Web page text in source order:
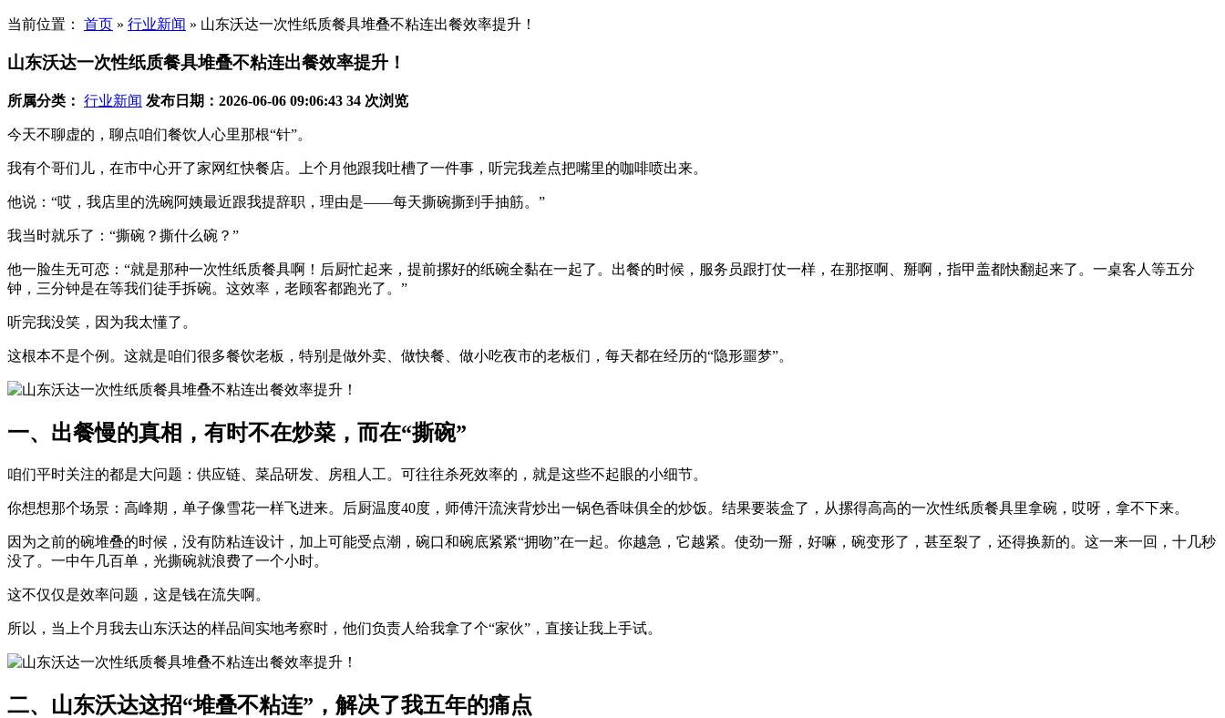
当前位置： 首页 » 行业新闻 » 山东沃达一次性纸质餐具堆叠不粘连出餐效率提升！
山东沃达一次性纸质餐具堆叠不粘连出餐效率提升！
所属分类： 行业新闻 发布日期：2026-06-06 09:06:43 34 次浏览
今天不聊虚的，聊点咱们餐饮人心里那根“针”。
我有个哥们儿，在市中心开了家网红快餐店。上个月他跟我吐槽了一件事，听完我差点把嘴里的咖啡喷出来。
他说：“哎，我店里的洗碗阿姨最近跟我提辞职，理由是——每天撕碗撕到手抽筋。”
我当时就乐了：“撕碗？撕什么碗？”
他一脸生无可恋：“就是那种一次性纸质餐具啊！后厨忙起来，提前摞好的纸碗全黏在一起了。出餐的时候，服务员跟打仗一样，在那抠啊、掰啊，指甲盖都快翻起来了。一桌客人等五分
钟，三分钟是在等我们徒手拆碗。这效率，老顾客都跑光了。”
听完我没笑，因为我太懂了。
这根本不是个例。这就是咱们很多餐饮老板，特别是做外卖、做快餐、做小吃夜市的老板们，每天都在经历的“隐形噩梦”。
一、出餐慢的真相，有时不在炒菜，而在“撕碗”
咱们平时关注的都是大问题：供应链、菜品研发、房租人工。可往往杀死效率的，就是这些不起眼的小细节。
你想想那个场景：高峰期，单子像雪花一样飞进来。后厨温度40度，师傅汗流浃背炒出一锅色香味俱全的炒饭。结果要装盒了，从摞得高高的一次性纸质餐具里拿碗，哎呀，拿不下来。
因为之前的碗堆叠的时候，没有防粘连设计，加上可能受点潮，碗口和碗底紧紧“拥吻”在一起。你越急，它越紧。使劲一掰，好嘛，碗变形了，甚至裂了，还得换新的。这一来一回，十几秒
没了。一中午几百单，光撕碗就浪费了一个小时。
这不仅仅是效率问题，这是钱在流失啊。
所以，当上个月我去山东沃达的样品间实地考察时，他们负责人给我拿了个“家伙”，直接让我上手试。
二、山东沃达这招“堆叠不粘连”，解决了我五年的痛点